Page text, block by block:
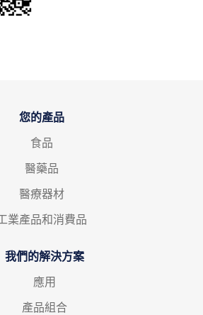
您的產品
食品
醫藥品
醫療器材
業產品和消費品
我們的解決方案
應用
產品組合